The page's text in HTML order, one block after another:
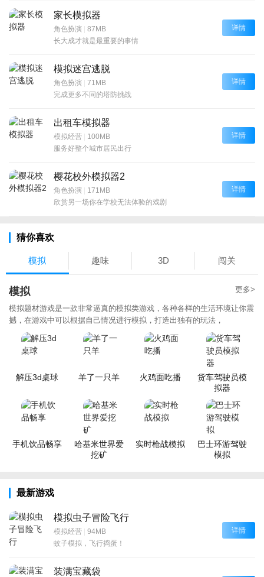
家长模拟器
角色扮演 | 87MB
长大成才就是最重要的事情
详情
模拟迷宫逃脱
角色扮演 | 71MB
完成更多不同的塔防挑战
详情
出租车模拟器
模拟经营 | 100MB
服务好整个城市居民出行
详情
樱花校外模拟器2
角色扮演 | 171MB
欣赏另一场你在学校无法体验的戏剧
详情
猜你喜欢
模拟 趣味 3D 闯关
模拟 更多>
模拟题材游戏是一款非常逼真的模拟类游戏，各种各样的生活环境让你震
撼，在游戏中可以根据自己情况进行模拟，打造出独有的玩法，
解压3d桌球 羊了一只羊 火鸡面吃播
货车驾驶员模
拟器
手机饮品畅享
哈基米世界爱
挖矿
实时枪战模拟
巴士环游驾驶
模拟
最新游戏
模拟虫子冒险飞行
模拟经营 | 94MB
蚊子模拟，飞行捣蛋！
详情
装满宝藏袋